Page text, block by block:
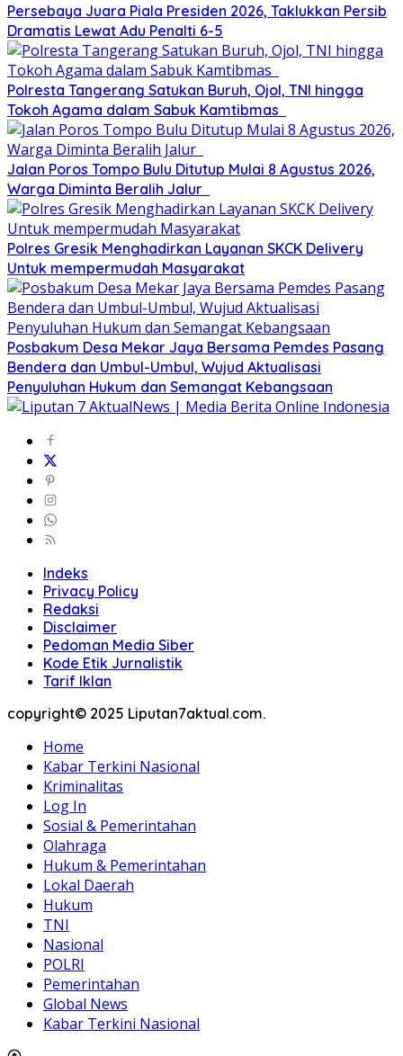
Persebaya Juara Piala Presiden 2026, Taklukkan Persib
Dramatis Lewat Adu Penalti 6-5
Polresta Tangerang Satukan Buruh, Ojol, TNI hingga
Tokoh Agama dalam Sabuk Kamtibmas
Jalan Poros Tompo Bulu Ditutup Mulai 8 Agustus 2026,
Warga Diminta Beralih Jalur
Polres Gresik Menghadirkan Layanan SKCK Delivery
Untuk mempermudah Masyarakat
Posbakum Desa Mekar Jaya Bersama Pemdes Pasang
Bendera dan Umbul-Umbul, Wujud Aktualisasi
Penyuluhan Hukum dan Semangat Kebangsaan
Indeks
Privacy Policy
Redaksi
Disclaimer
Pedoman Media Siber
Kode Etik Jurnalistik
Tarif Iklan
copyright© 2025 Liputan7aktual.com.
Home
Kabar Terkini Nasional
Kriminalitas
Log In
Sosial & Pemerintahan
Olahraga
Hukum & Pemerintahan
Lokal Daerah
Hukum
TNI
Nasional
POLRI
Pemerintahan
Global News
Kabar Terkini Nasional